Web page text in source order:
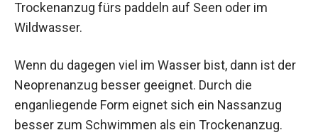
Trockenanzug fürs paddeln auf Seen oder im
Wildwasser.
Wenn du dagegen viel im Wasser bist, dann ist der
Neoprenanzug besser geeignet. Durch die
enganliegende Form eignet sich ein Nassanzug
besser zum Schwimmen als ein Trockenanzug.